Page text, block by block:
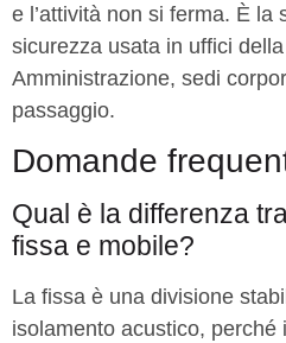
e l’attività non si ferma. È la
sicurezza usata in uffici
Amministrazione, sedi
passaggio.
Domande
Qual è la differenza
fissa e mobile?
La fissa è una divisione
isolamento acustico, perché